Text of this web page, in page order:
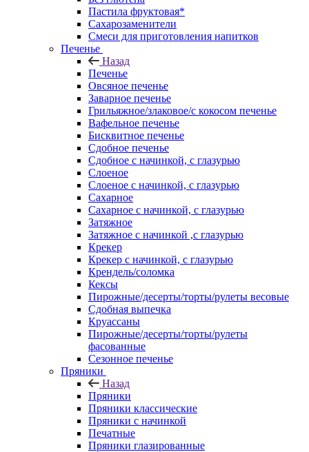
Пастила фруктовая*
Сахарозаменители
Смеси для приготовления напитков
Печенье
Назад
Печенье
Овсяное печенье
Заварное печенье
Грильяжное/злаковое/с кокосом печенье
Вафельное печенье
Бисквитное печенье
Сдобное печенье
Сдобное с начинкой, с глазурью
Слоеное
Слоеное с начинкой, с глазурью
Сахарное
Сахарное с начинкой, с глазурью
Затяжное
Затяжное с начинкой ,с глазурью
Крекер
Крекер с начинкой, с глазурью
Крендель/соломка
Кексы
Пирожные/десерты/торты/рулеты весовые
Сдобная выпечка
Круассаны
Пирожные/десерты/торты/рулеты
фасованные
Сезонное печенье
Пряники
Назад
Пряники
Пряники классические
Пряники с начинкой
Печатные
Пряники глазированные